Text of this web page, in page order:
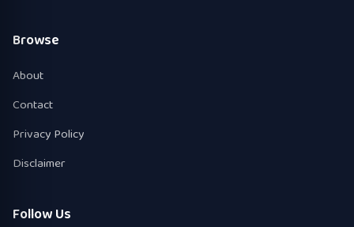
Browse
About
Contact
Privacy Policy
Disclaimer
Follow Us